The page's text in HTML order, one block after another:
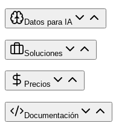
Datos para IA
Soluciones
Precios
Documentación